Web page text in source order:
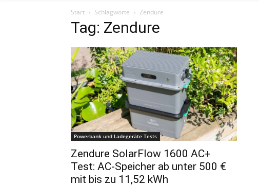
Start Schlagworte Zendure
Tag: Zendure
Powerbank und Ladegeräte Tests
Zendure SolarFlow 1600 AC+
Test: AC-Speicher ab unter 500 €
mit bis zu 11,52 kWh